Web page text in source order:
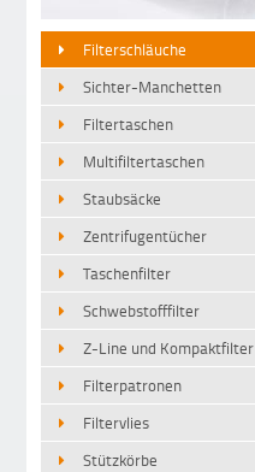
Filterschläuche
Sichter-Manchetten
Filtertaschen
Multifiltertaschen
Staubsäcke
Zentrifugentücher
Taschenfilter
Schwebstofffilter
Z-Line und Kompaktfilter
Filterpatronen
Filtervlies
Stützkörbe